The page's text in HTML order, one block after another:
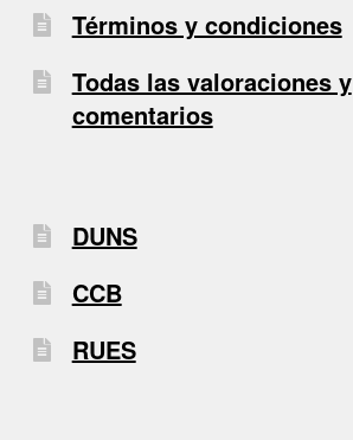
Términos y condiciones
Todas las valoraciones y
comentarios
DUNS
CCB
RUES